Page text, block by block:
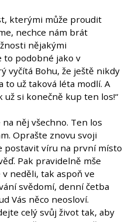
kterými může proudit
nechce nám brát
nějakými
to podobné jako v
vyčítá Bohu, že ještě nikdy
to už taková léta modlí. A
už si konečně kup ten los!“
něj všechno. Ten los
Oprašte znovu svoji
postavit víru na první místo
Pak pravidelně mše
neděli, tak aspoň ve
svědomí, denní četba
Vás něco neosloví.
celý svůj život tak, aby